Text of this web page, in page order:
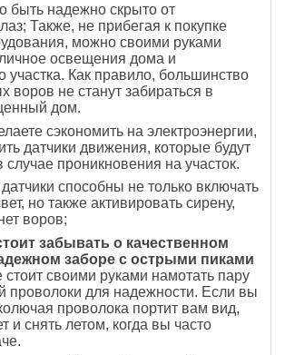
быть надежно скрыто от
Также, не прибегая к покупке
можно своими руками
освещения дома и
участка. Как правило, большинство
воров не станут забираться в
дом.
сэкономить на электроэнергии,
датчики движения, которые будут
случае проникновения на участок.
способны не только включать
но также активировать сирену,
воров;
забывать о качественном
заборе с острыми пиками
своими руками намотать пару
проволоки для надежности. Если вы
проволока портит вам вид,
и снять летом, когда вы часто